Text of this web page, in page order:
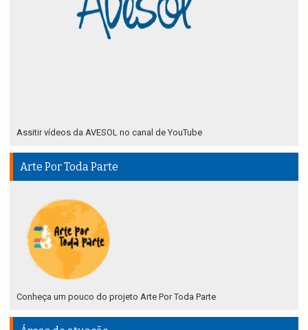
Assitir vídeos da AVESOL no canal de YouTube
Arte Por Toda Parte
Conheça um pouco do projeto Arte Por Toda Parte